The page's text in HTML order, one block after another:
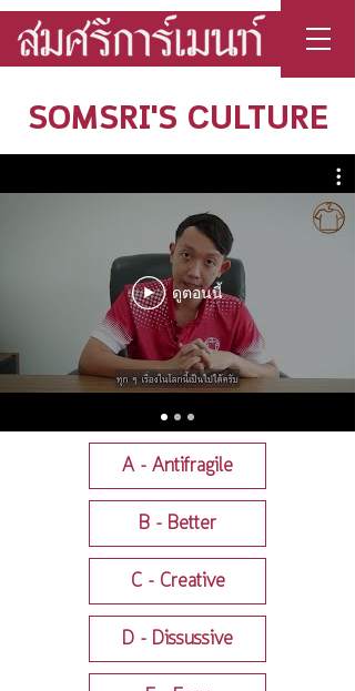
SOMSRI'S CULTURE
ดูตอนนี้
A - Antifragile
B - Better
C - Creative
D - Dissussive